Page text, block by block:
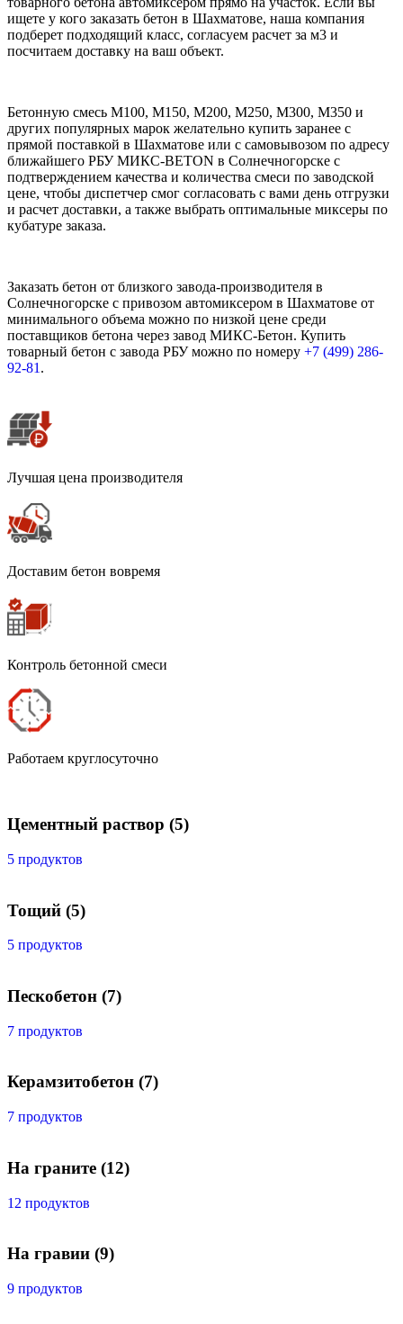
ищете у кого заказать бетон в Шахматове, наша компания
подберет подходящий класс, согласуем расчет за м3 и
посчитаем доставку на ваш объект.
Бетонную смесь М100, М150, М200, М250, М300, М350 и
других популярных марок желательно купить заранее с
прямой поставкой в Шахматове или с самовывозом по адресу
ближайшего РБУ МИКС-BETON в Солнечногорске с
подтверждением качества и количества смеси по заводской
цене, чтобы диспетчер смог согласовать с вами день отгрузки
и расчет доставки, а также выбрать оптимальные миксеры по
кубатуре заказа.
Заказать бетон от близкого завода-производителя в
Солнечногорске с привозом автомиксером в Шахматове от
минимального объема можно по низкой цене среди
поставщиков бетона через завод МИКС-Бетон. Купить
товарный бетон с завода РБУ можно по номеру +7 (499) 286-
92-81 .
Лучшая цена производителя
Доставим бетон вовремя
Контроль бетонной смеси
Работаем круглосуточно
Цементный раствор (5)
5 продуктов
Тощий (5)
5 продуктов
Пескобетон (7)
7 продуктов
Керамзитобетон (7)
7 продуктов
На граните (12)
12 продуктов
На гравии (9)
9 продуктов